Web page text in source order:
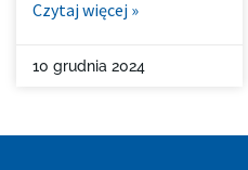
Czytaj więcej »
10 grudnia 2024